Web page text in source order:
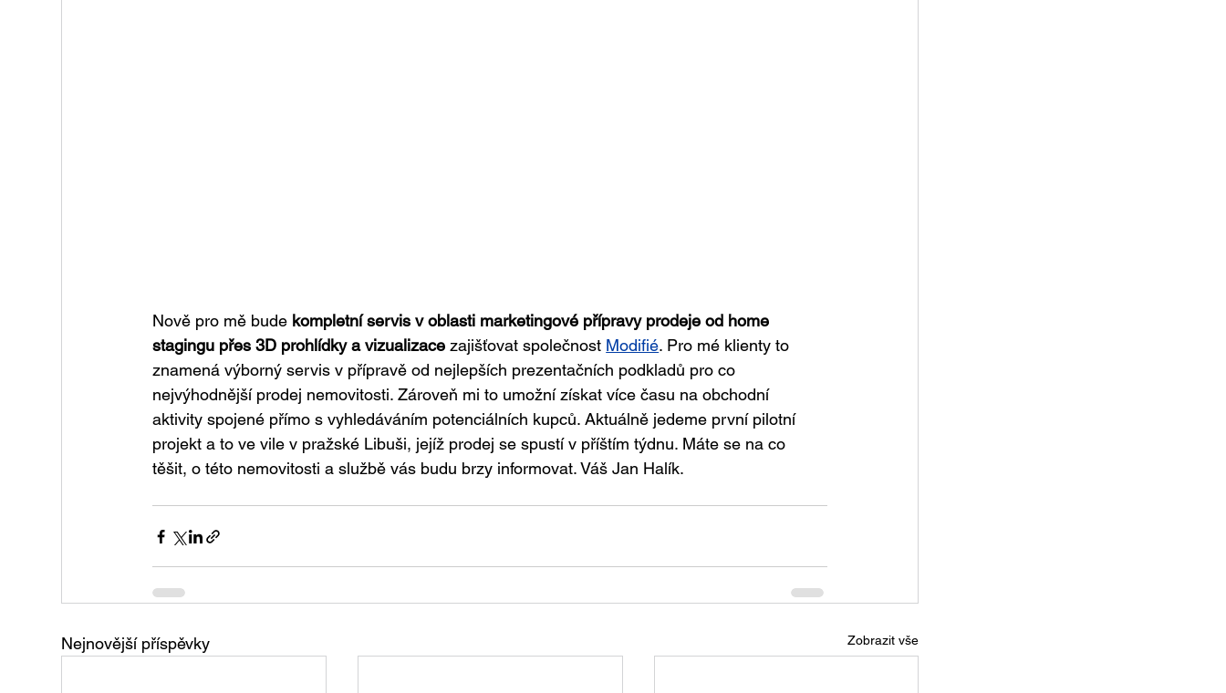
Nově pro mě bude kompletní servis v oblasti marketingové přípravy prodeje od home
stagingu přes 3D prohlídky a vizualizace zajišťovat společnost Modifié. Pro mé klienty to
znamená výborný servis v přípravě od nejlepších prezentačních podkladů pro co
nejvýhodnější prodej nemovitosti. Zároveň mi to umožní získat více času na obchodní
aktivity spojené přímo s vyhledáváním potenciálních kupců. Aktuálně jedeme první pilotní
projekt a to ve vile v pražské Libuši, jejíž prodej se spustí v příštím týdnu. Máte se na co
těšit, o této nemovitosti a službě vás budu brzy informovat. Váš Jan Halík.
Nejnovější příspěvky Zobrazit vše